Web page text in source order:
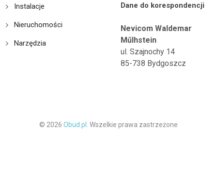
Instalacje
Nieruchomości
Narzędzia
Dane do korespondencji
Nevicom Waldemar
Műlhstein
ul. Szajnochy 14
85-738 Bydgoszcz
© 2026 Obud.pl. Wszelkie prawa zastrzeżone